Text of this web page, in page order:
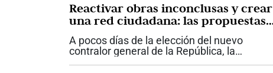
Reactivar obras inconclusas y crear
una red ciudadana: las propuestas
de Diana Carolina Torres para la
Contraloría
A pocos días de la elección del nuevo
contralor general de la República, la
candidata Diana Carolina Torres presentó